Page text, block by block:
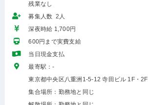
残業なし
募集人数 2人
深夜時給 1,700円
600円まで実費支給
当日現金支払
最寄駅：-
東京都中央区八重洲1-5-12 寺田ビル 1F・2F
集合場所：勤務地と同じ